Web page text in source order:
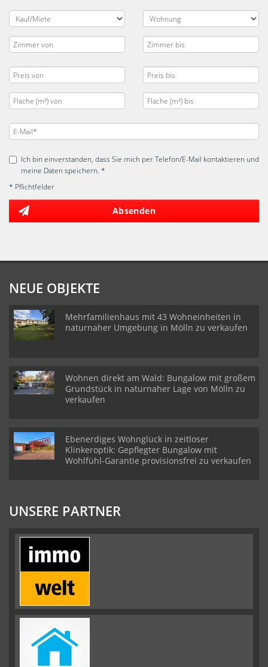
Ich bin einverstanden, dass Sie mich per Telefon/E-Mail kontaktieren und
meine Daten speichern. *
* Pflichtfelder
Absenden
NEUE OBJEKTE
Mehrfamilienhaus mit 43 Wohneinheiten in
naturnaher Umgebung in Mölln zu verkaufen
Wohnen direkt am Wald: Bungalow mit großem
Grundstück in naturnaher Lage von Mölln zu
verkaufen
Ebenerdiges Wohnglück in zeitloser
Klinkeroptik: Gepflegter Bungalow mit
Wohlfühl-Garantie provisionsfrei zu verkaufen
UNSERE PARTNER